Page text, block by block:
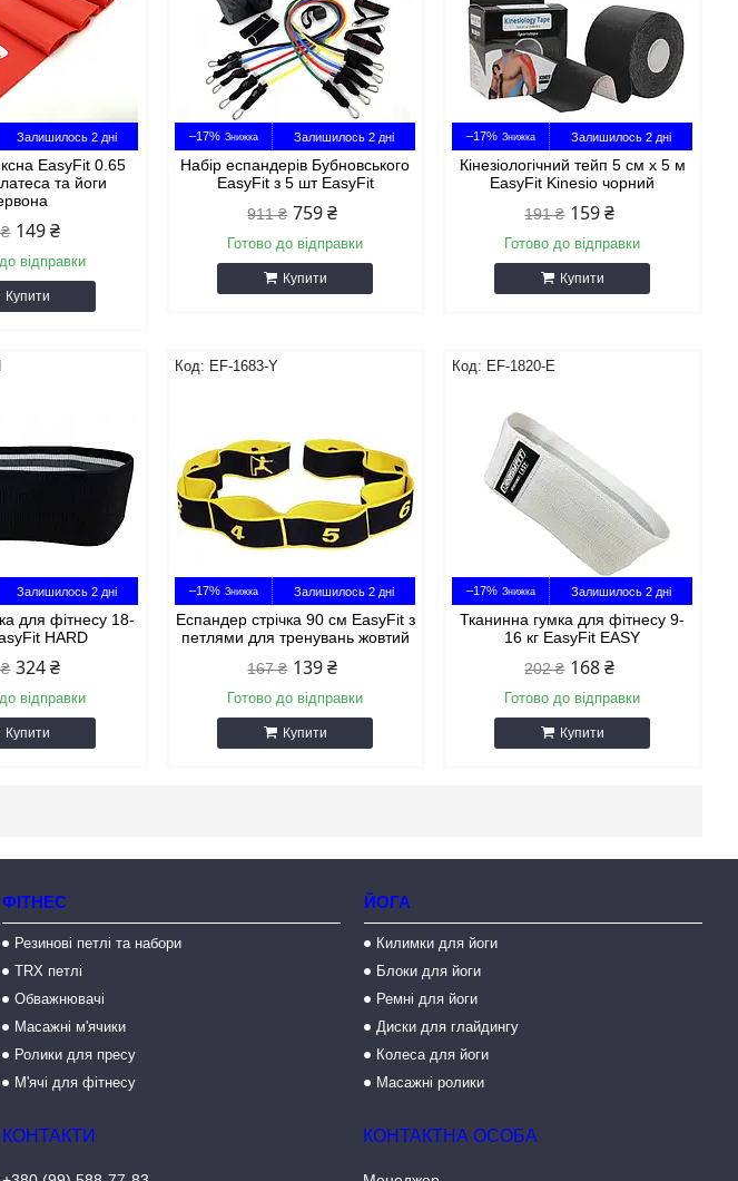
Залишилось 2 дні
EasyFit 0.65
та йоги
149 ₴
відправки
Купити
–17% Залишилось 2 дні
Набір еспандерів Бубновського
EasyFit з 5 шт EasyFit
911 ₴ 759 ₴
Готово до відправки
Купити
–17% Залишилось 2 дні
Кінезіологічний тейп 5 см х 5 м
EasyFit Kinesio чорний
191 ₴ 159 ₴
Готово до відправки
Купити
Залишилось 2 дні
для фітнесу 18-
HARD
324 ₴
відправки
Купити
EF-1683-Y
–17% Залишилось 2 дні
Еспандер стрічка 90 см EasyFit з
петлями для тренувань жовтий
167 ₴ 139 ₴
Готово до відправки
Купити
EF-1820-E
–17% Залишилось 2 дні
Тканинна гумка для фітнесу 9-
16 кг EasyFit EASY
202 ₴ 168 ₴
Готово до відправки
Купити
ФІТНЕС
Резинові петлі та набори
TRX петлі
Обважнювачі
Масажні м'ячики
Ролики для пресу
М'ячі для фітнесу
ЙОГА
Килимки для йоги
Блоки для йоги
Ремні для йоги
Диски для глайдингу
Колеса для йоги
Масажні ролики